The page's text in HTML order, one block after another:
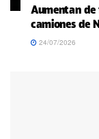
Aumentan
camiones de
24/07/2026